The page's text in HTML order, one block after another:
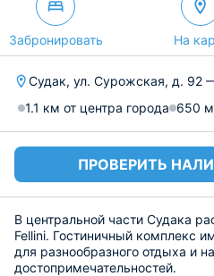
Забронировать На
Судак, ул. Сурожская, д. 92
1.1 км от центра города 650 м
ПРОВЕРИТЬ
В центральной части Судака
Fellini. Гостиничный комплекс
для разнообразного отдыха и
достопримечательностей.